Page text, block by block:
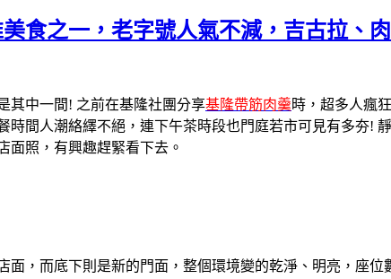
食之一，老字號人氣不減，吉古拉、
其中一間! 之前在基隆社團分享基隆帶筋肉羹時，超多人瘋
間人潮絡繹不絕，連下午茶時段也門庭若市可見有多夯!
面照，有興趣趕緊看下去。
，而底下則是新的門面，整個環境變的乾淨、明亮，座